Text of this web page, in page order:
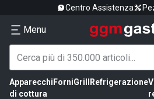
Centro Assistenza
Menu
Apparecchi
di cottura
ForniGrill Refrigerazione